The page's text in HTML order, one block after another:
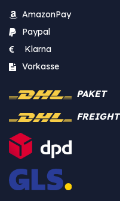
AmazonPay
Paypal
Klarna
Vorkasse
PAKET
FREIGHT